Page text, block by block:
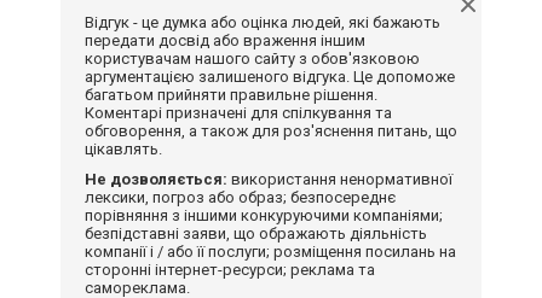
Відгук - це думка або оцінка людей, які бажають
передати досвід або враження іншим
користувачам нашого сайту з обов'язковою
аргументацією залишеного відгука. Це допоможе
багатьом прийняти правильне рішення.
Коментарі призначені для спілкування та
обговорення, а також для роз'яснення питань, що
цікавлять.
Не дозволяється: використання ненормативної
лексики, погроз або образ; безпосереднє
порівняння з іншими конкуруючими компаніями;
безпідставні заяви, що ображають діяльність
компанії і / або її послуги; розміщення посилань на
сторонні інтернет-ресурси; реклама та
самореклама.